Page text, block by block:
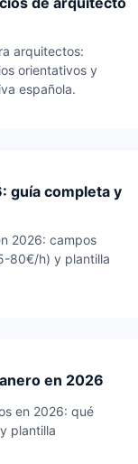
arquitectos:
orientativos y
española.
guía completa y
2026: campos
80€/h) y plantilla
en 2026
en 2026: qué
plantilla